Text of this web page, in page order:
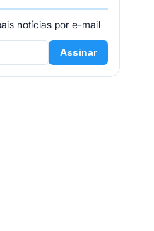
notícias por e-mail
Assinar